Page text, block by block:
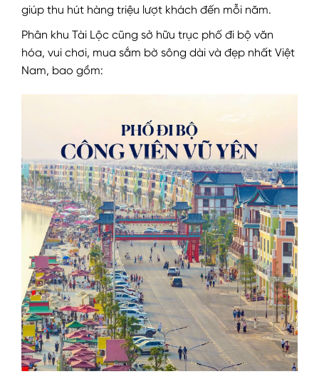
giúp thu hút hàng triệu lượt khách đến mỗi năm.
Phân khu Tài Lộc cũng sở hữu trục phố đi bộ văn
hóa, vui chơi, mua sắm bờ sông dài và đẹp nhất Việt
Nam, bao gồm: